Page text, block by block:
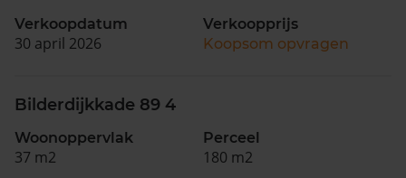
Verkoopdatum
30 april 2026
Verkoopprijs
Koopsom opvragen
Bilderdijkkade 89 4
Woonoppervlak
37 m2
Perceel
180 m2